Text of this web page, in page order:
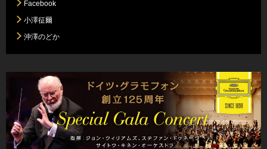
Facebook
小澤征爾
沖澤のどか